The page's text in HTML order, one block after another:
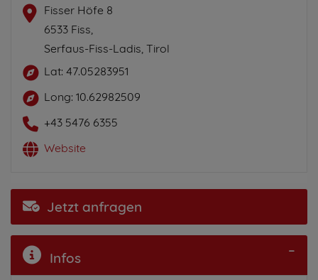
Fisser Höfe 8
6533 Fiss,
Serfaus-Fiss-Ladis, Tirol
Lat: 47.05283951
Long: 10.62982509
+43 5476 6355
Website
Jetzt anfragen
Infos